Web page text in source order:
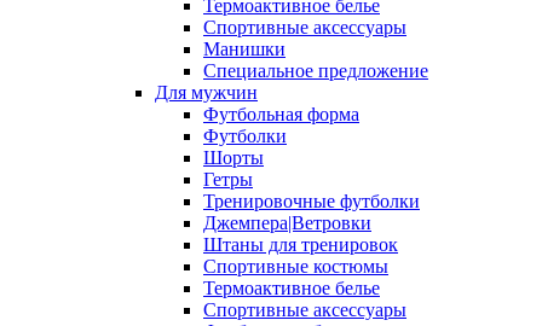
Термоактивное белье
Спортивные аксессуары
Манишки
Специальное предложение
Для мужчин
Футбольная форма
Футболки
Шорты
Гетры
Тренировочные футболки
Джемпера|Ветровки
Штаны для тренировок
Спортивные костюмы
Термоактивное белье
Спортивные аксессуары